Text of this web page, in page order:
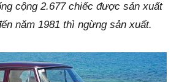
cộng 2.677 chiếc được sản xuất
năm 1981 thì ngừng sản xuất.